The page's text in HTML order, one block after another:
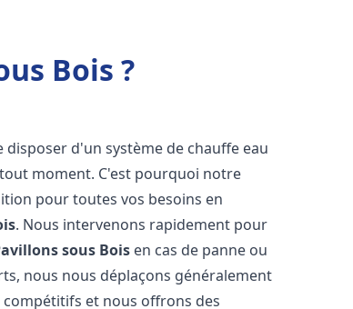
Bois ?
disposer d'un système de chauffe eau
moment. C'est pourquoi notre
pour toutes vos besoins en
. Nous intervenons rapidement pour
sous Bois en cas de panne ou
nous nous déplaçons généralement
et nous offrons des